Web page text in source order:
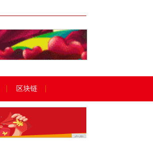
区块链
广告